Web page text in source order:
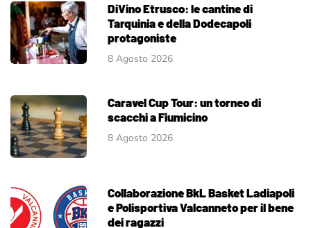
DiVino Etrusco: le cantine di
Tarquinia e della Dodecapoli
protagoniste
8 Agosto 2026
Caravel Cup Tour: un torneo di
scacchi a Fiumicino
8 Agosto 2026
Collaborazione BkL Basket Ladiapoli
e Polisportiva Valcanneto per il bene
dei ragazzi